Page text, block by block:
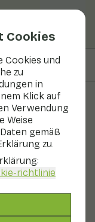
Cookies
Cookies und
zu
in
Klick auf
Verwendung
Weise
gemäß
zu.
richtlinie
und dünner. Die
frischen
als auch